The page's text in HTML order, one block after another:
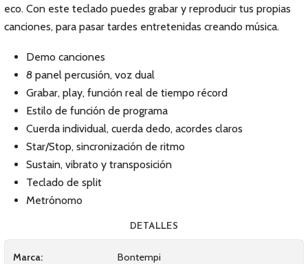
eco. Con este teclado puedes grabar y reproducir tus propias
canciones, para pasar tardes entretenidas creando música.
Demo canciones
8 panel percusión, voz dual
Grabar, play, función real de tiempo récord
Estilo de función de programa
Cuerda individual, cuerda dedo, acordes claros
Star/Stop, sincronización de ritmo
Sustain, vibrato y transposición
Teclado de split
Metrónomo
DETALLES
Marca: Bontempi